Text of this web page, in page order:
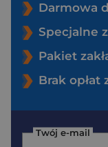
Darmowa
Specjalne
Pakiet
Brak opłat
Twój e-mail